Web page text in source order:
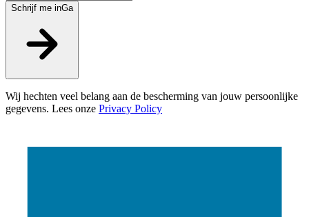
Schrijf me inGa
Wij hechten veel belang aan de bescherming van jouw persoonlijke
gegevens. Lees onze Privacy Policy